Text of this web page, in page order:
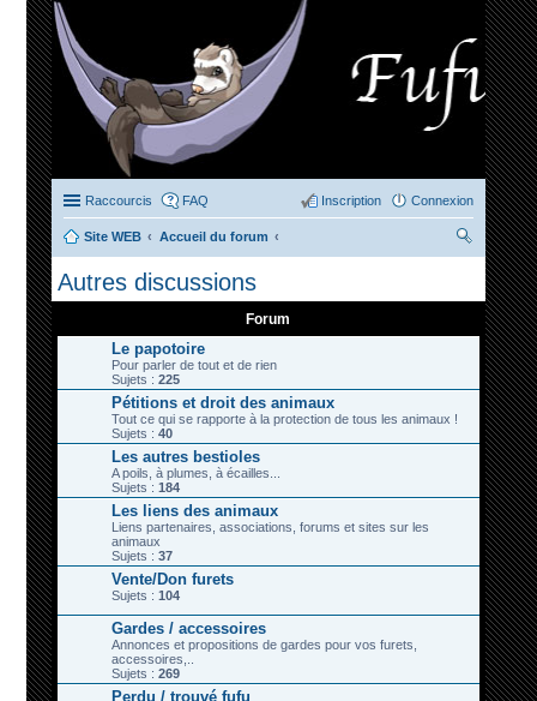
Raccourcis FAQ Connexion
Inscription
Site WEB
Accueil du forum
Autres discussions
Forum
Le papotoire
Pour parler de tout et de rien
Sujets : 225
Pétitions et droit des animaux
Tout ce qui se rapporte à la protection de tous les animaux !
Sujets : 40
Les autres bestioles
A poils, à plumes, à écailles...
Sujets : 184
Les liens des animaux
Liens partenaires, associations, forums et sites sur les
animaux
Sujets : 37
Vente/Don furets
Sujets : 104
Gardes / accessoires
Annonces et propositions de gardes pour vos furets,
accessoires,..
Sujets : 269
Perdu / trouvé fufu